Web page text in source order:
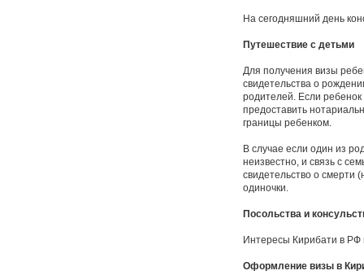
На сегодняшний день
Путешествие с детьми
Для получения визы
свидетельства о
родителей. Если
предоставить
границы ребенком.
В случае если один из
неизвестно, и связь с
свидетельство о смерти
одиночки.
Посольства и
Интересы Кирибати в РФ
Оформление визы в